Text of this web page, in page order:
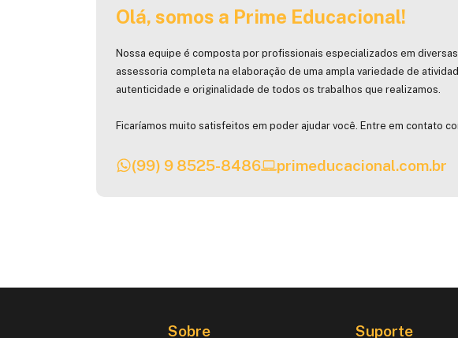
Olá, somos a Prime Educacional!
Nossa equipe é composta por profissionais especializados em
assessoria completa na elaboração de uma ampla variedade de
autenticidade e originalidade de todos os trabalhos que realizamos.
Ficaríamos muito satisfeitos em poder ajudar você. Entre em contato
(99) 9 8525-8486 primeducacional.com.br
Sobre Suporte